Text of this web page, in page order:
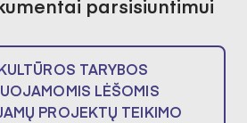
parsisiuntimui
TARYBOS
LĖŠOMIS
PROJEKTŲ TEIKIMO